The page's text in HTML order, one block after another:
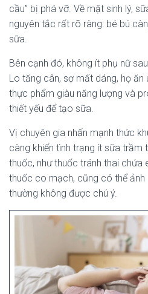
cầu” bị phá vỡ. Về mặt sinh lý,
nguyên tắc rất rõ ràng: bé bú
sữa.
Bên cạnh đó, không ít phụ nữ
Lo tăng cân, sợ mất dáng, họ
thực phẩm giàu năng lượng và
thiết yếu để tạo sữa.
Vị chuyên gia nhấn mạnh thức
càng khiến tình trạng ít sữa trầm
thuốc, như thuốc tránh thai
thuốc co mạch, cũng có thể ảnh
thường không được chú ý.